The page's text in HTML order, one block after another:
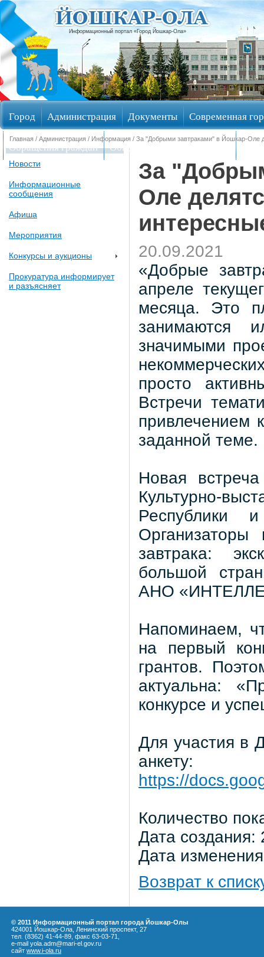
Информационный портал «Город Йошкар-Ола»
Город Администрация Документы Современная
Обращения граждан Общественные обсуждения
Главная / Администрация / Информация / За "Добрыми завтраками" в Йошкар-Оле
Новости
Информационные
сообщения
Афиша
Мероприятия
Конкурсы и аукционы
Прокуратура информирует
и разъясняет
За
Оле
20.09.2021
«Добрые
апреле
месяца. Это
занимаются
значимыми
просто
Встречи
привлечением
заданной теме.
Новая
Культурно-
Организаторы
завтрака:
большой
АНО
Напоминаем,
на первый
грантов.
актуальна:
конкурсе и
Для участия в
анкету:
https://
Количество
Дата
Дата
Возврат к
© 2011 Информационный портал города Йошкар-Олы
424001 Йошкар-Ола, Ленинский проспект, 27
тел. (8362) 41-44-89, факс 63-03-71,
e-mail yola.adm@mari-el.gov.ru
сайт www.i-ola.ru